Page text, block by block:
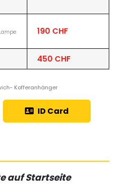
190 CHF
450 CHF
Kofferanhänger
ID Card
auf Startseite